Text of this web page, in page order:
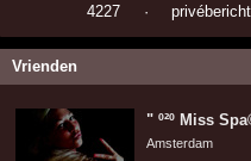
4227
·
Vrienden
" º²º Miss
Amsterdam